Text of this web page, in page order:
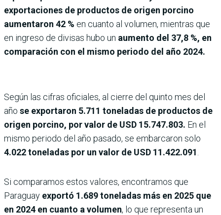
exportaciones de productos de origen porcino
aumentaron 42 % en cuanto al volumen, mientras que
en ingreso de divisas hubo un aumento del 37,8 %, en
comparación con el mismo periodo del año 2024.
Según las cifras oficiales, al cierre del quinto mes del
año se exportaron 5.711 toneladas de productos de
origen porcino, por valor de USD 15.747.803. En el
mismo periodo del año pasado, se embarcaron solo
4.022 toneladas por un valor de USD 11.422.091
Si comparamos estos valores, encontramos que
Paraguay exportó 1.689 toneladas más en 2025 que
en 2024 en cuanto a volumen, lo que representa un